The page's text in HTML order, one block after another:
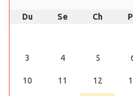
Du Se Ch
3 4 5
10 11 12